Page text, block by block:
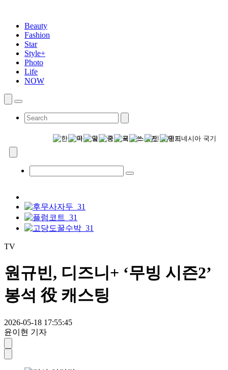
Beauty
Fashion
Star
Style+
Photo
Life
NOW
TV
원규빈, 디즈니+ ‘무빙 시즌2’
봉석 役 캐스팅
2026-05-18 17:55:45
윤이현 기자